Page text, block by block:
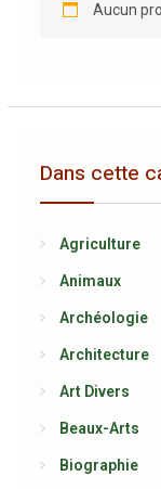
Aucun
Dans cette
Agriculture
Animaux
Archéologie
Architecture
Art Divers
Beaux-Arts
Biographie